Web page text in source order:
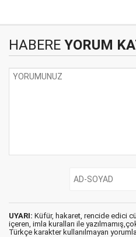
HABERE YORUM
UYARI: Küfür, hakaret, rencide edici
içeren, imla kuralları ile
Türkçe karakter kullanılmayan